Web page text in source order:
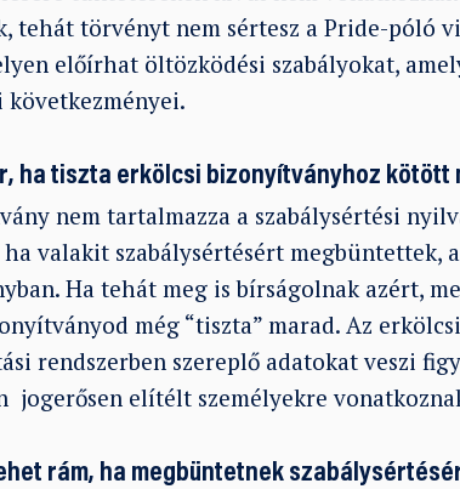
tehát törvényt nem sértesz a Pride-póló
előírhat öltözködési szabályokat,
ha tiszta erkölcsi bizonyítványhoz kötött
nem tartalmazza a szabálysértési
valakit szabálysértésért megbüntettek,
Ha tehát meg is bírságolnak azért,
még “tiszta” marad. Az
rendszerben szereplő adatokat veszi
jogerősen elítélt személyekre
rám, ha megbüntetnek